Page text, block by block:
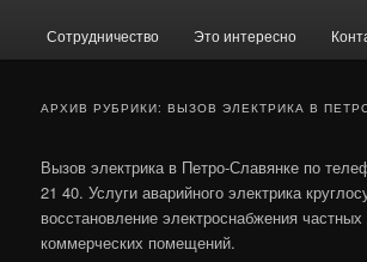
Сотрудничество Это интересно
АРХИВ РУБРИКИ:ВЫЗОВ ЭЛЕКТРИКА В
Вызов электрика в Петро-Славянке по
21 40. Услуги аварийного электрика
восстановление электроснабжения
коммерческих помещений.